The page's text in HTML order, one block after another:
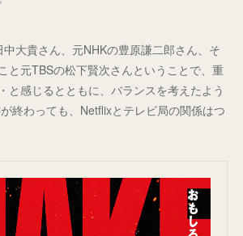
大貴さん、元NHKの豊原謙二郎さん、そ
と元TBSの松下賢次さんということで、重
と感じるとともに、バランスを考えたよう
終わっても、Netflixとテレビ局の関係はつ